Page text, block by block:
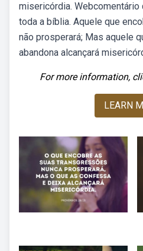
misericórdia.
toda a bíblia. Aquele que
não prosperará; Mas aquele
abandona alcançará
For more information,
LEARN